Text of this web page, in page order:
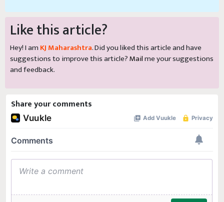
Like this article?
Hey! I am KJ Maharashtra. Did you liked this article and have
suggestions to improve this article?Mailme your suggestions
and feedback.
Share your comments